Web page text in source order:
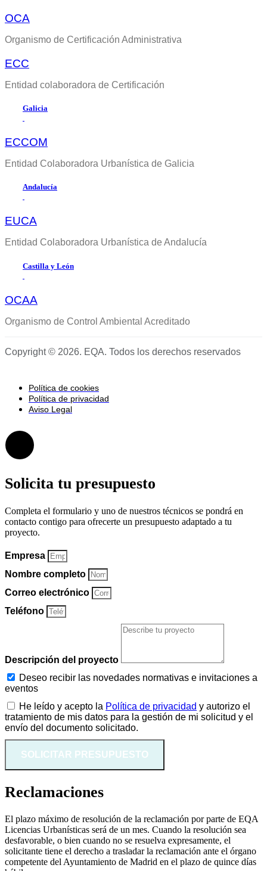
OCA
Organismo de Certificación Administrativa
ECC
Entidad colaboradora de Certificación
Galicia
ECCOM
Entidad Colaboradora Urbanística de Galicia
Andalucía
EUCA
Entidad Colaboradora Urbanística de Andalucía
Castilla y León
OCAA
Organismo de Control Ambiental Acreditado
Copyright © 2026. EQA. Todos los derechos reservados
Política de cookies
Política de privacidad
Aviso Legal
Solicita tu presupuesto
Completa el formulario y uno de nuestros técnicos se pondrá en
contacto contigo para ofrecerte un presupuesto adaptado a tu
proyecto.
Empresa
Nombre completo
Correo electrónico
Teléfono
Descripción del proyecto
Deseo recibir las novedades normativas e invitaciones a
eventos
He leído y acepto la Política de privacidad y autorizo el
tratamiento de mis datos para la gestión de mi solicitud y el
envío del documento solicitado.
SOLICITAR PRESUPUESTO
Reclamaciones
El plazo máximo de resolución de la reclamación por parte de EQA
Licencias Urbanísticas será de un mes. Cuando la resolución sea
desfavorable, o bien cuando no se resuelva expresamente, el
solicitante tiene el derecho a trasladar la reclamación ante el órgano
competente del Ayuntamiento de Madrid en el plazo de quince días